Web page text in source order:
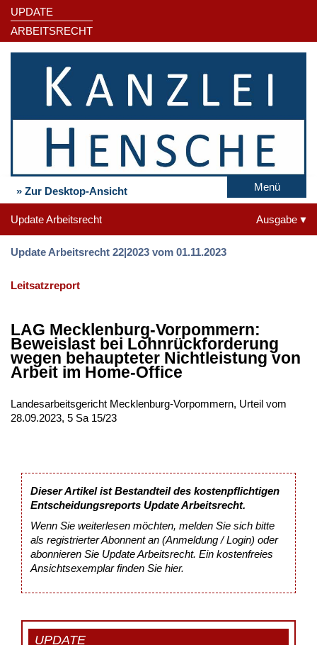
UPDATE
ARBEITSRECHT
» Zur Desktop-Ansicht Menü
Update Arbeitsrecht Ausgabe
Update Arbeitsrecht 22|2023 vom 01.11.2023
Leitsatzreport
LAG Mecklenburg-Vorpommern:
Beweislast bei Lohnrückforderung
wegen behaupteter Nichtleistung von
Arbeit im Home-Office
Landesarbeitsgericht Mecklenburg-Vorpommern, Urteil vom
28.09.2023, 5 Sa 15/23
Dieser Artikel ist Bestandteil des kostenpflichtigen
Entscheidungsreports Update Arbeitsrecht.
Wenn Sie weiterlesen möchten, melden Sie sich bitte
als registrierter Abonnent an (Anmeldung / Login) oder
abonnieren Sie Update Arbeitsrecht. Ein kostenfreies
Ansichtsexemplar finden Sie hier.
UPDATE